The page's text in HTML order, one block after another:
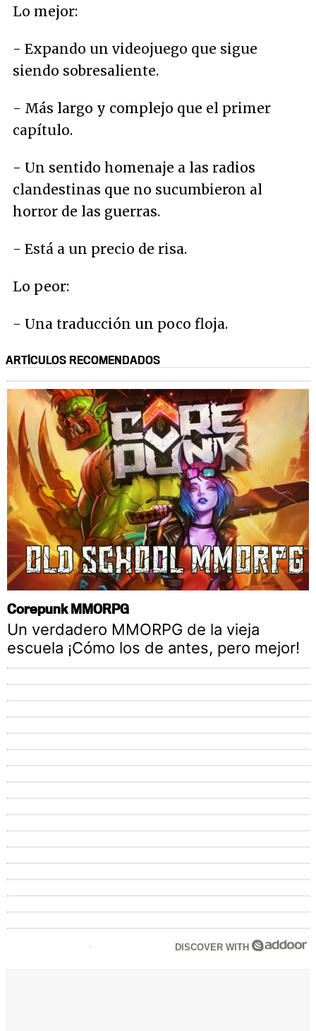
Lo mejor:
- Expando un videojuego que sigue
siendo sobresaliente.
- Más largo y complejo que el primer
capítulo.
- Un sentido homenaje a las radios
clandestinas que no sucumbieron al
horror de las guerras.
- Está a un precio de risa.
Lo peor:
- Una traducción un poco floja.
ARTÍCULOS RECOMENDADOS
Corepunk MMORPG
Un verdadero MMORPG de la vieja
escuela ¡Cómo los de antes, pero mejor!
DISCOVER WITH